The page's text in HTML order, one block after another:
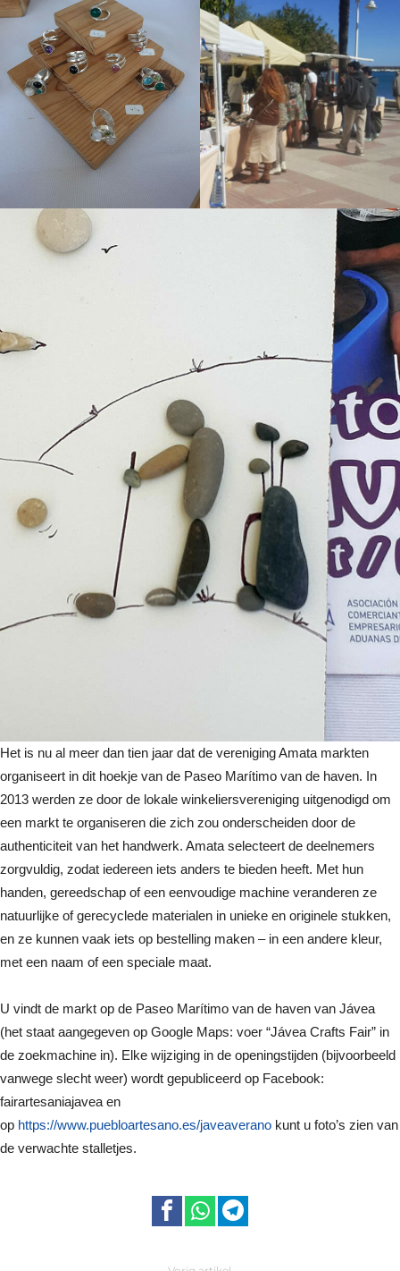
Het is nu al meer dan tien jaar dat de vereniging Amata markten
organiseert in dit hoekje van de Paseo Marítimo van de haven. In
2013 werden ze door de lokale winkeliersvereniging uitgenodigd om
een ​​markt te organiseren die zich zou onderscheiden door de
authenticiteit van het handwerk. Amata selecteert de deelnemers
zorgvuldig, zodat iedereen iets anders te bieden heeft. Met hun
handen, gereedschap of een eenvoudige machine veranderen ze
natuurlijke of gerecyclede materialen in unieke en originele stukken,
en ze kunnen vaak iets op bestelling maken – in een andere kleur,
met een naam of een speciale maat.
U vindt de markt op de Paseo Marítimo van de haven van Jávea
(het staat aangegeven op Google Maps: voer “Jávea Crafts Fair” in
de zoekmachine in). Elke wijziging in de openingstijden (bijvoorbeeld
vanwege slecht weer) wordt gepubliceerd op Facebook:
fairartesaniajavea en
op https://www.puebloartesano.es/javeaverano kunt u foto’s zien van
de verwachte stalletjes.